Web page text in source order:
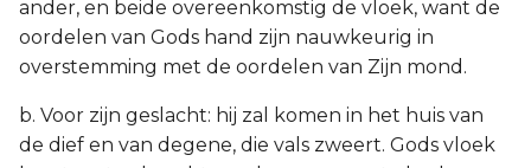
ander, en beide overeenkomstig de vloek, want de
oordelen van Gods hand zijn nauwkeurig in
overstemming met de oordelen van Zijn mond.
b. Voor zijn geslacht: hij zal komen in het huis van
de dief en van degene, die vals zweert. Gods vloek